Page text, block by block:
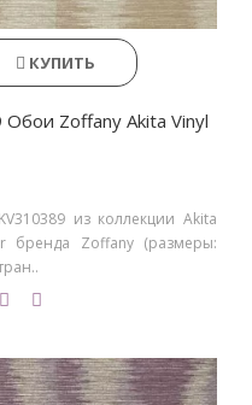
КУПИТЬ
Обои Zoffany Akita Vinyl
из коллекции Akita
бренда Zoffany (размеры: